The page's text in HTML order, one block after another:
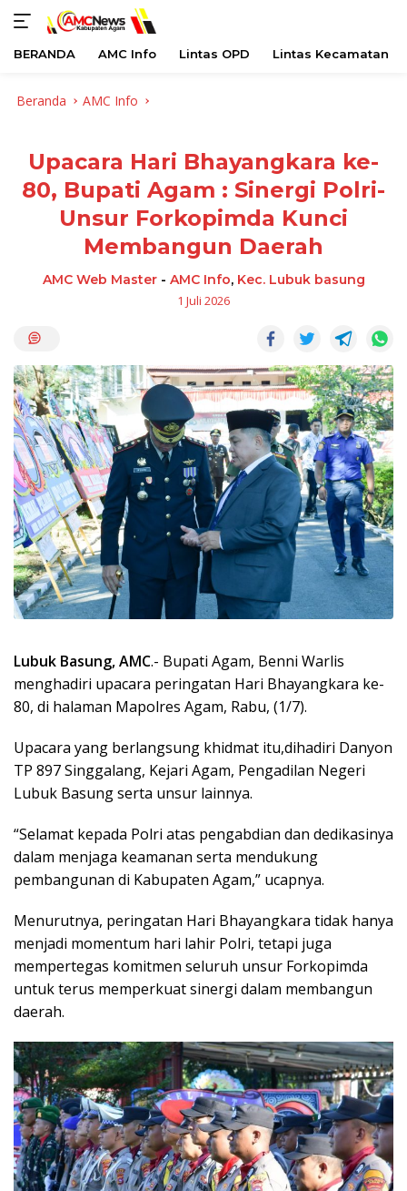
BERANDA AMC Info Lintas OPD Lintas Kecamatan
Beranda AMC Info
Upacara Hari Bhayangkara ke-
80, Bupati Agam : Sinergi Polri-
Unsur Forkopimda Kunci
Membangun Daerah
AMC Web Master- AMC Info, Kec. Lubuk basung
1 Juli 2026
Lubuk Basung, AMC.- Bupati Agam, Benni Warlis
menghadiri upacara peringatan Hari Bhayangkara ke-
80, di halaman Mapolres Agam, Rabu, (1/7).
Upacara yang berlangsung khidmat itu,dihadiri Danyon
TP 897 Singgalang, Kejari Agam, Pengadilan Negeri
Lubuk Basung serta unsur lainnya.
“Selamat kepada Polri atas pengabdian dan dedikasinya
dalam menjaga keamanan serta mendukung
pembangunan di Kabupaten Agam,” ucapnya.
Menurutnya, peringatan Hari Bhayangkara tidak hanya
menjadi momentum hari lahir Polri, tetapi juga
mempertegas komitmen seluruh unsur Forkopimda
untuk terus memperkuat sinergi dalam membangun
daerah.